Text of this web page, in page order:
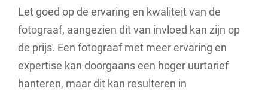
Let goed op de ervaring en kwaliteit van de
fotograaf, aangezien dit van invloed kan zijn op
de prijs. Een fotograaf met meer ervaring en
expertise kan doorgaans een hoger uurtarief
hanteren, maar dit kan resulteren in